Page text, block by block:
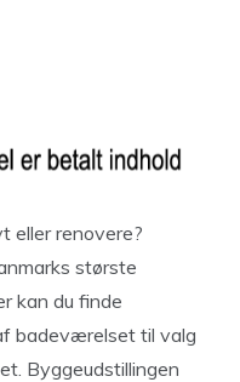
eller renovere?
største
kan du finde
badeværelset til valg
Byggeudstillingen